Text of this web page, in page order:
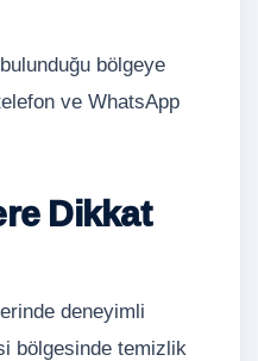
bölgeye
ve WhatsApp
Dikkat
deneyimli
bölgesinde temizlik